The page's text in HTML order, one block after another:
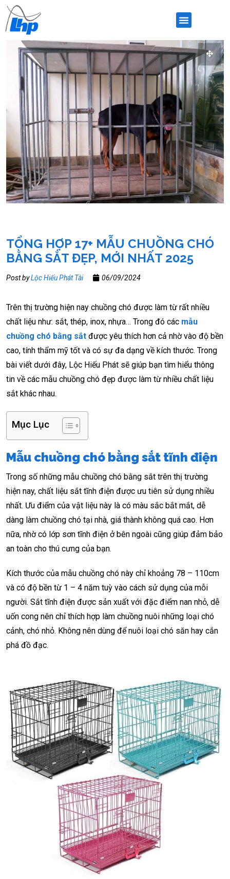
TỔNG HỢP 17+ MẪU CHUỒNG CHÓ
BẰNG SẮT ĐẸP, MỚI NHẤT 2025
Post byLộc Hiếu Phát Tài 06/09/2024
Trên thị trường hiện nay chuồng chó được làm từ rất nhiều
chất liệu như: sắt, thép, inox, nhựa… Trong đó các mẫu
chuồng chó bằng sắt được yêu thích hơn cả nhờ vào độ bền
cao, tính thẩm mỹ tốt và có sự đa dạng về kích thước. Trong
bài viết dưới đây, Lộc Hiếu Phát sẽ giúp bạn tìm hiểu thông
tin về các mẫu chuồng chó đẹp được làm từ nhiều chất liệu
sắt khác nhau.
Mục Lục
Mẫu chuồng chó bằng sắt tĩnh điện
Trong số những mẫu chuồng chó bằng sắt trên thị trường
hiện nay, chất liệu sắt tĩnh điện được ưu tiên sử dụng nhiều
nhất. Ưu điểm của vật liệu này là có màu sắc bắt mắt, dễ
dàng làm chuồng chó tại nhà, giá thành không quá cao. Hơn
nữa, nhờ có lớp sơn tĩnh điện ở bên ngoài cũng giúp đảm bảo
an toàn cho thú cưng của bạn.
Kích thước của mẫu chuồng chó này chỉ khoảng 78 – 110cm
và có độ bền từ 1 – 4 năm tuỳ vào cách sử dụng của mỗi
người. Sắt tĩnh điện được sản xuất với đặc điểm nan nhỏ, dễ
uốn cong nên chỉ thích hợp làm chuồng nuôi những loại chó
cảnh, chó nhỏ. Không nên dùng để nuôi loại chó săn hay cắn
phá đồ đạc.